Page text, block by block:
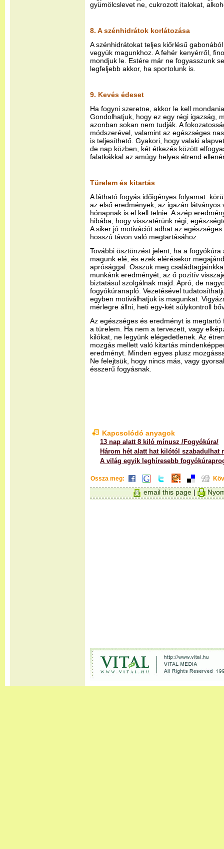
gyümölcslevet ne, cukrozott italokat,
8. A szénhidrátok korlátozása
A szénhidrátokat teljes kiőrlésű
vegyük magunkhoz. A fehér kenyérről,
mondjuk le. Estére már ne fogyasszunk
legfeljebb akkor, ha sportolunk is.
9. Kevés édeset
Ha fogyni szeretne, akkor le kell
Gondolhatjuk, hogy ez egy régi igazság,
azonban sokan nem tudják. A
módszerével, valamint az egészséges
is teljesíthető. Gyakori, hogy valaki
de nap közben, két étkezés között
falatkákkal az amúgy helyes étrend
Türelem és kitartás
A látható fogyás időigényes folyamat:
az első eredmények, az igazán látványos
hónapnak is el kell telnie. A szép
hibába, hogy visszatérünk régi,
A siker jó motivációt adhat az
hosszú távon való megtartásához.
További ösztönzést jelent, ha a
magunk elé, és ezek elérésekor
aprósággal. Osszuk meg
munkánk eredményét, az ő pozitív
biztatásul szolgálnak majd. Apró, de
fogyókúranapló. Vezetésével
egyben motiválhatjuk is magunkat.
mérlegre állni, heti egy-két súlykontroll
Az egészséges és eredményt is
a türelem. Ha nem a tervezett, vagy
kilókat, ne legyünk elégedetlenek. Az
mozgás mellett való kitartás
eredményt. Minden egyes plusz
Ne felejtsük, hogy nincs más, vagy
ésszerű fogyásnak.
Kapcsolódó anyagok
13 nap alatt 8 kiló mínusz /Fogyókúra/
Három hét alatt hat kilótól szabadulhat
A világ egyik leghíresebb
Ossza meg:
email this page |